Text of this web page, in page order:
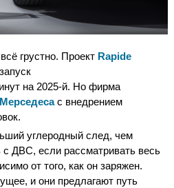
грустно. Проект Rapide
на 2025-й. Но фирма
с внедрением
углеродный след, чем
ДВС, если рассматривать весь
от того, как он заряжен.
и они предлагают путь